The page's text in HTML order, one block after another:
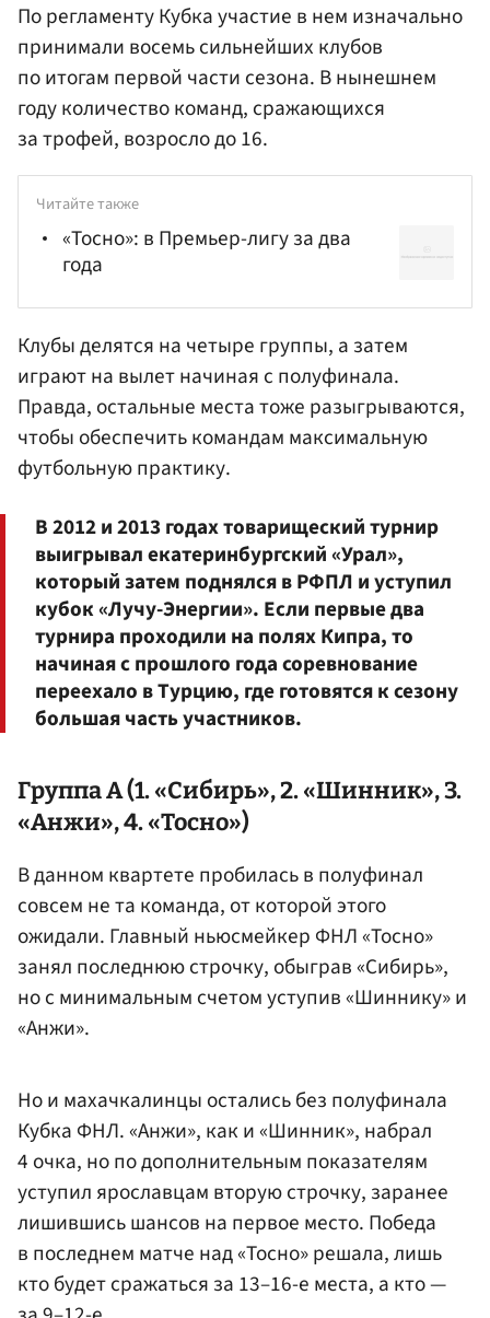
По регламенту Кубка участие в нем изначально
принимали восемь сильнейших клубов
по итогам первой части сезона. В нынешнем
году количество команд, сражающихся
за трофей, возросло до 16.
Читайте также
«Тосно»: в Премьер-лигу за два
года
Клубы делятся на четыре группы, а затем
играют на вылет начиная с полуфинала.
Правда, остальные места тоже разыгрываются,
чтобы обеспечить командам максимальную
футбольную практику.
В 2012 и 2013 годах товарищеский турнир
выигрывал екатеринбургский «Урал»,
который затем поднялся в РФПЛ и уступил
кубок «Лучу-Энергии». Если первые два
турнира проходили на полях Кипра, то
начиная с прошлого года соревнование
переехало в Турцию, где готовятся к сезону
большая часть участников.
Группа А (1. «Сибирь», 2. «Шинник», 3.
«Анжи», 4. «Тосно»)
В данном квартете пробилась в полуфинал
совсем не та команда, от которой этого
ожидали. Главный ньюсмейкер ФНЛ «Тосно»
занял последнюю строчку, обыграв «Сибирь»,
но с минимальным счетом уступив «Шиннику» и
«Анжи».
Но и махачкалинцы остались без полуфинала
Кубка ФНЛ. «Анжи», как и «Шинник», набрал
4 очка, но по дополнительным показателям
уступил ярославцам вторую строчку, заранее
лишившись шансов на первое место. Победа
в последнем матче над «Тосно» решала, лишь
кто будет сражаться за 13–16-е места, а кто —